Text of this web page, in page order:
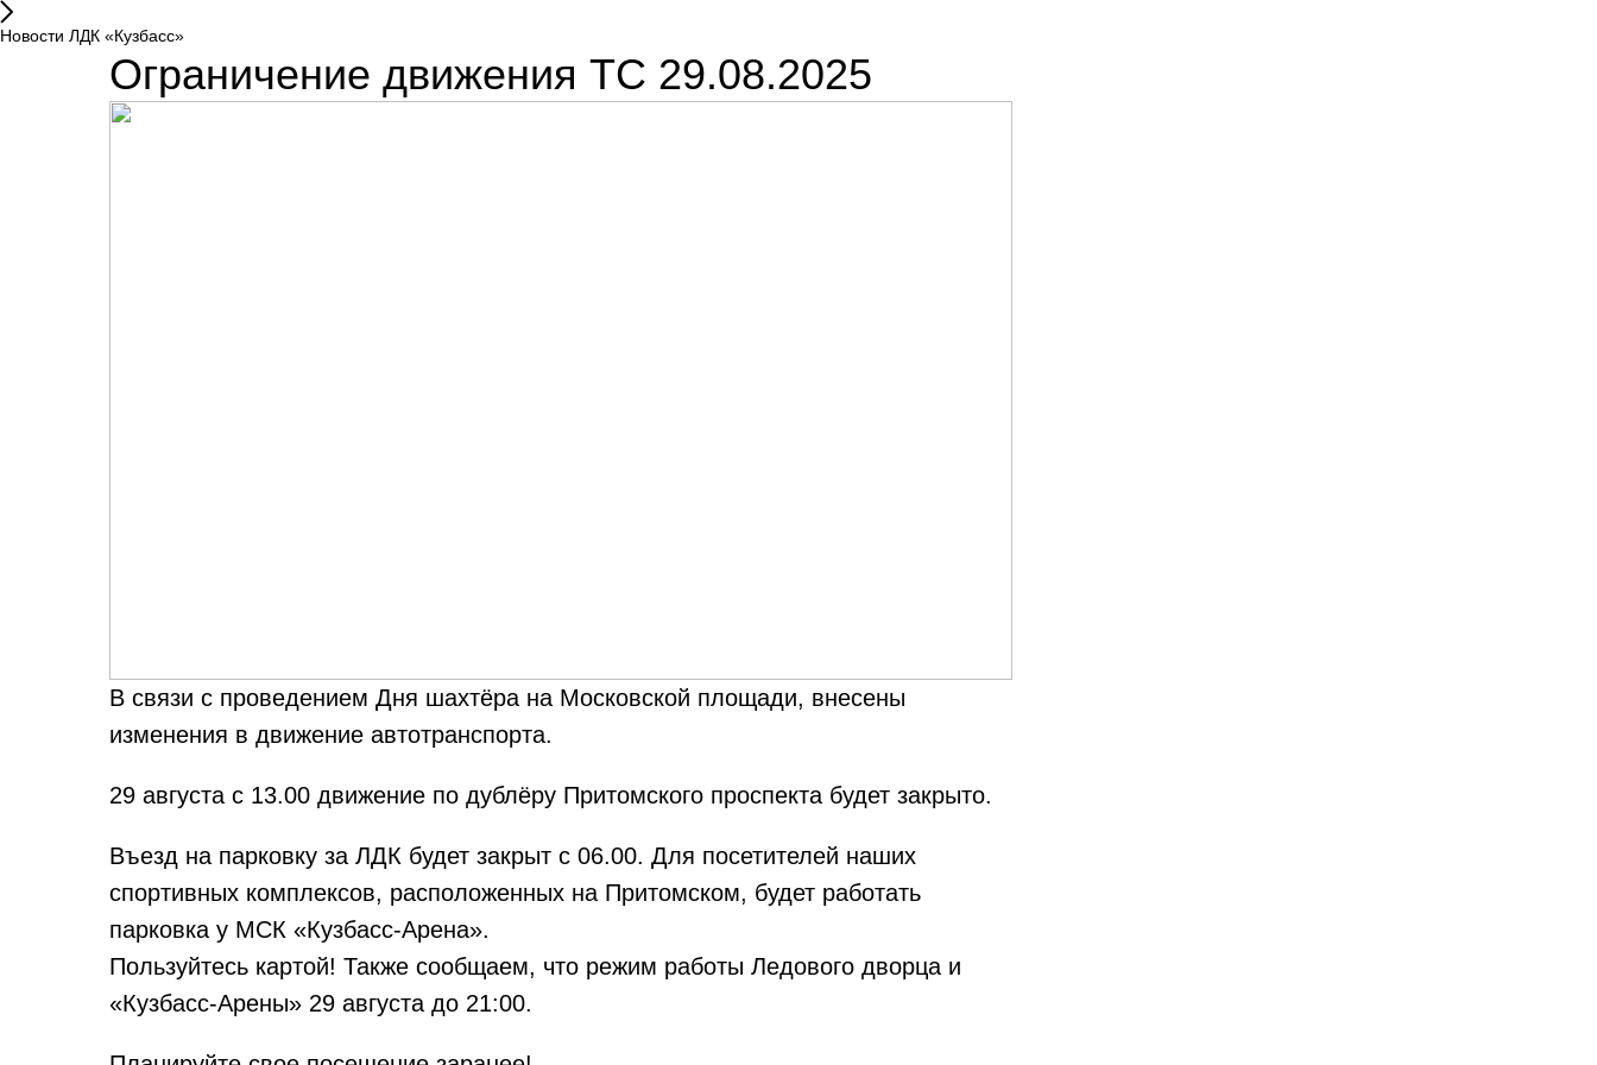
Новости ЛДК «Кузбасс»
Ограничение движения ТС 29.08.2025
В связи с проведением Дня шахтёра на Московской площади, внесены
изменения в движение автотранспорта.
29 августа с 13.00 движение по дублёру Притомского проспекта будет закрыто.
Въезд на парковку за ЛДК будет закрыт с 06.00. Для посетителей наших
спортивных комплексов, расположенных на Притомском, будет работать
парковка у МСК «Кузбасс-Арена».
Пользуйтесь картой! Также сообщаем, что режим работы Ледового дворца и
«Кузбасс-Арены» 29 августа до 21:00.